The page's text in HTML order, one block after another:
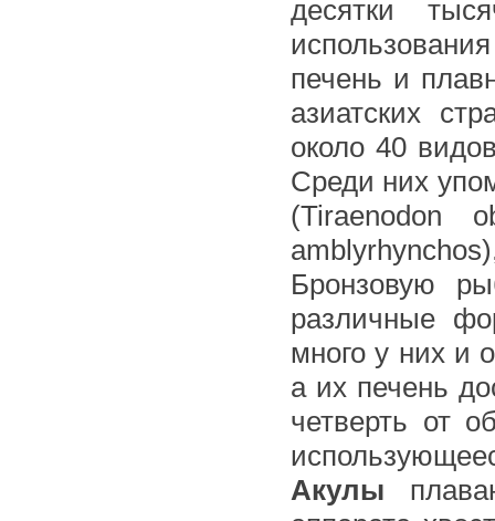
десятки
печень и
азиатских
около 40
Среди них
(Tiraenodon
Бронзовую
различные
много у них и
а их печень
четверть от
Акулы